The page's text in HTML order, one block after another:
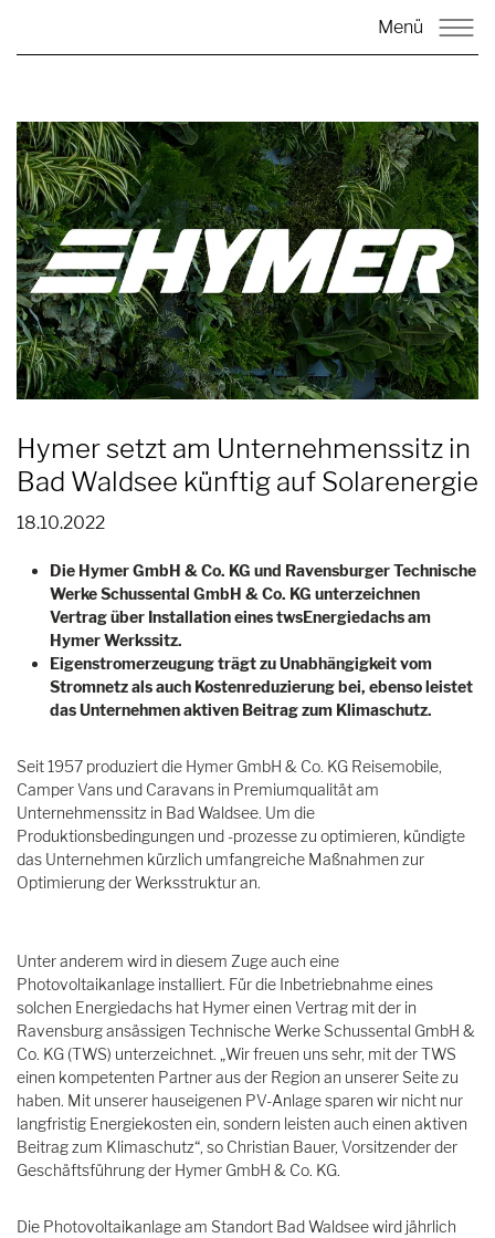
Menü
Hymer setzt am Unternehmenssitz in
Bad Waldsee künftig auf Solarenergie
18.10.2022
Die Hymer GmbH & Co. KG und Ravensburger Technische
Werke Schussental GmbH & Co. KG unterzeichnen
Vertrag über Installation eines twsEnergiedachs am
Hymer Werkssitz.
Eigenstromerzeugung trägt zu Unabhängigkeit vom
Stromnetz als auch Kostenreduzierung bei, ebenso leistet
das Unternehmen aktiven Beitrag zum Klimaschutz.
Seit 1957 produziert die Hymer GmbH & Co. KG Reisemobile,
Camper Vans und Caravans in Premiumqualität am
Unternehmenssitz in Bad Waldsee. Um die
Produktionsbedingungen und -prozesse zu optimieren, kündigte
das Unternehmen kürzlich umfangreiche Maßnahmen zur
Optimierung der Werksstruktur an.
Unter anderem wird in diesem Zuge auch eine
Photovoltaikanlage installiert. Für die Inbetriebnahme eines
solchen Energiedachs hat Hymer einen Vertrag mit der in
Ravensburg ansässigen Technische Werke Schussental GmbH &
Co. KG (TWS) unterzeichnet. „Wir freuen uns sehr, mit der TWS
einen kompetenten Partner aus der Region an unserer Seite zu
haben. Mit unserer hauseigenen PV-Anlage sparen wir nicht nur
langfristig Energiekosten ein, sondern leisten auch einen aktiven
Beitrag zum Klimaschutz“, so Christian Bauer, Vorsitzender der
Geschäftsführung der Hymer GmbH & Co. KG.
Die Photovoltaikanlage am Standort Bad Waldsee wird jährlich